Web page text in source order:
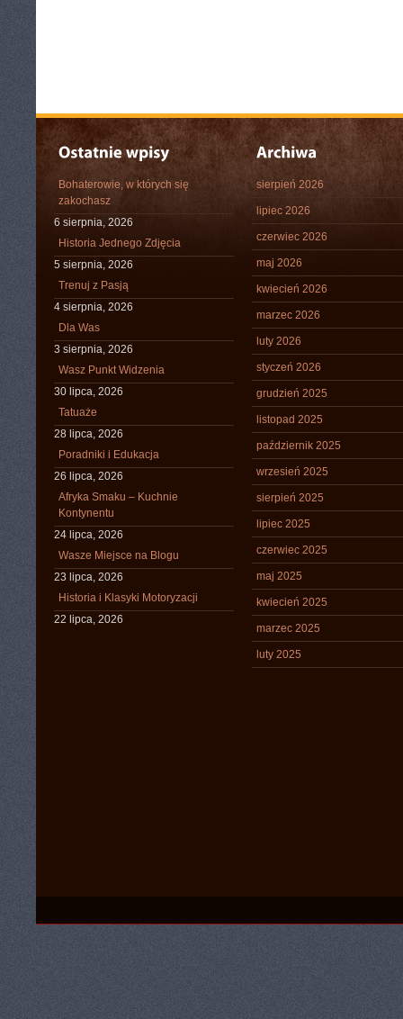
Bohaterowie, w których się
zakochasz
6 sierpnia, 2026
Historia Jednego Zdjęcia
5 sierpnia, 2026
Trenuj z Pasją
4 sierpnia, 2026
Dla Was
3 sierpnia, 2026
Wasz Punkt Widzenia
30 lipca, 2026
Tatuaże
28 lipca, 2026
Poradniki i Edukacja
26 lipca, 2026
Afryka Smaku – Kuchnie
Kontynentu
24 lipca, 2026
Wasze Miejsce na Blogu
23 lipca, 2026
Historia i Klasyki Motoryzacji
22 lipca, 2026
sierpień 2026
lipiec 2026
czerwiec 2026
maj 2026
kwiecień 2026
marzec 2026
luty 2026
styczeń 2026
grudzień 2025
listopad 2025
październik 2025
wrzesień 2025
sierpień 2025
lipiec 2025
czerwiec 2025
maj 2025
kwiecień 2025
marzec 2025
luty 2025